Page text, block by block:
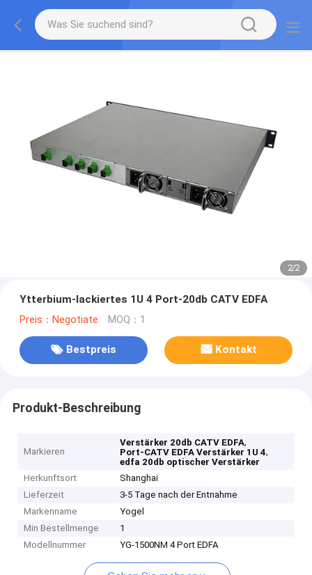
2/2
Ytterbium-lackiertes 1U 4 Port-20db CATV EDFA
Preis：Negotiate MOQ：1
Bestpreis Kontakt
Produkt-Beschreibung
Markieren
Verstärker 20db CATV EDFA,
Port-CATV EDFA Verstärker 1U 4,
edfa 20db optischer Verstärker
Herkunftsort
Shanghai
Lieferzeit
3-5 Tage nach der Entnahme
Markenname
Yogel
Min Bestellmenge
1
Modellnummer
YG-1500NM 4 Port EDFA